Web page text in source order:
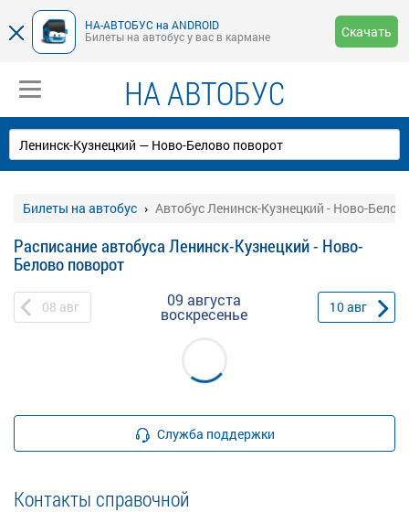
НА-АВТОБУС на ANDROID
Билеты на автобус у вас в кармане
Скачать
НА АВТОБУС
Билеты на автобус Автобус Ленинск-Кузнецкий - Ново-
Расписание автобуса Ленинск-Кузнецкий - Ново-
Белово поворот
08 авг 09 августа
воскресенье 10авг
Служба поддержки
Контакты справочной